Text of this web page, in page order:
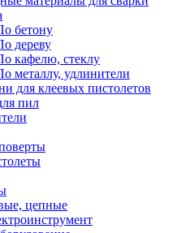
бетону
дереву
кафелю, стеклу
металлу, удлинители
для клеевых пистолетов
пил
цепные